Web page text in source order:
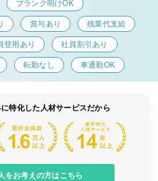
ブランク明けOK
賞与あり 残業代支給
登用あり 社員割引あり
転勤なし 車通勤OK
に特化した人材サービスだから
をお考えの方はこちら